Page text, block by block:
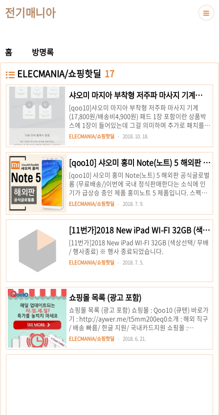
전기매니아
홈 방명록
ELECMANIA/쇼핑핫딜 17
샤오미 마지아 부착형 저주파 마사지 기계
(17,800원/배송비4,900원)
[qoo10]샤오미 마지아 부착형 저주파 마사지 기계
(17,800원/배송비4,900원) 패드 1장 포함이란 상품박
스에 1장이 들어있는데 그걸 의미하며 추가로 패치를
구입을 원하시면 추가구매를 하시면 됩니다. 저는 연장
선과 패치2장을 추가 구매하여 사용하고 있으며 패치는
약 50회정도 사용 가능하다고 되어있는데 50회 이상도
사용가능할것으로 보입니다. 저는 하루에 4~5회정도 사
용중이며(다른부위- 발목, 종아리, 허벅지, 어깨등) 병원
물리치료실에 있는 저주파 안마기의 역할(통증완화)을
한다고 보시면 됩니다.(저는 발목을 다쳐 발목 안마에
유용하게 사용중) 그리고 연장선을 추가로 구매하였는
데 손이 닿지 않는곳에 사용시 유용하게 사용하고 있습
니다. 저주파의 세기도 적당하게 조절이 가능하며 생각
보다 안마능력..
ELECMANIA/쇼핑핫딜 2018. 10. 18.
[qoo10] 샤오미 홍미 Note(노트) 5 해외판 공
식글로벌롬 (무료배송/)
[qoo10] 샤오미 홍미 Note(노트) 5 해외판 공식글로벌
롬 (무료배송/)이번에 국내 정식판매한다는 소식에 인
기가 급상승 중인 제품 홍미노트 5 제품입니다. 스펙도
괜찮고 가격도 좋아서 가성비 상당히 좋습니다. 또한 해
외판 공식글로벌롬이라 한글 사용 및 플레이스토어 사
용이 가능합니다.저도 주문해서 현재는 배송중이라는
문자를 받았습니다. 배송오면 리뷰 작성 해 보겠습니다.
※ 상품정보가 변경되었습니다. △ 장바구니 쿠폰 적용
전 가격( 239,000원 - 강화필름 추가)장바구니 쿠폰 적
용 전 가격 (239,000원 - 강화필름 추가)이며 쿠폰 적용
가(22,500원) 216,500원 되겠습니다. (저는 7월 7일
만 적용 주문가능합니다. https..
ELECMANIA/쇼핑핫딜 2018. 7. 9.
[11번가]2018 New iPad WI-FI 32GB (색상
선택/ 무배 / 행사종료)
[11번가]2018 New iPad WI-FI 32GB (색상선택/ 무배
/ 행사종료) ※ 행사 종료되었습니다.
ELECMANIA/쇼핑핫딜 2018. 7. 5.
쇼핑몰 목록 (광고 포함)
쇼핑몰 목록 (광고 포함) 쇼핑몰 : Qoo10 (큐텐) 바로가
기 : http://aywer.me/t5mm200eq0소개 : 해외 직구
/ 배송 빠름/ 한글 지원/ 국내카드지원 쇼핑몰 :
Aliexpress (알리익스프레스)바로가기 :
http://aywer.me/t5mmx4y6bl소개 : 중국 해외직구/
배송느림/ 한글지원 / 비자등해외카드사용 쇼핑몰 :
ELECMANIA/쇼핑핫딜 2018. 6. 21.